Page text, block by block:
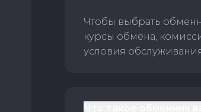
Чтобы выбрать
курсы обмена,
условия